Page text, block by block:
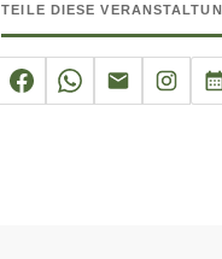
TEILE DIESE